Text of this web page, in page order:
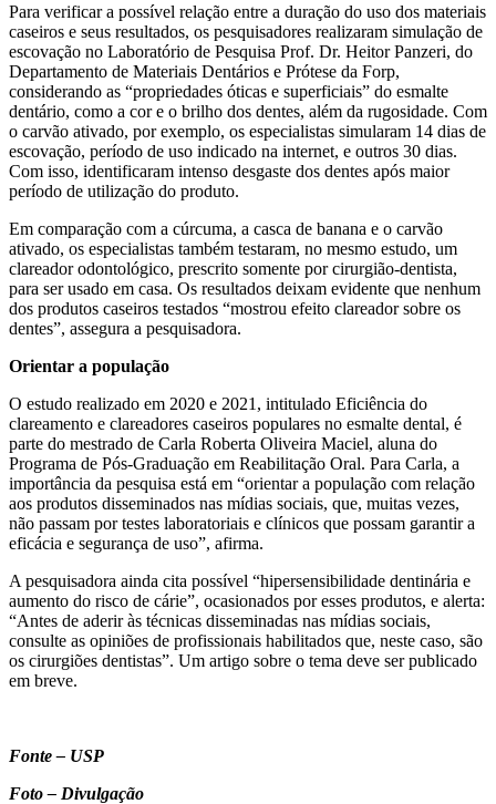
Para verificar a possível relação entre a duração do uso dos materiais
caseiros e seus resultados, os pesquisadores realizaram simulação de
escovação no Laboratório de Pesquisa Prof. Dr. Heitor Panzeri, do
Departamento de Materiais Dentários e Prótese da Forp,
considerando as “propriedades óticas e superficiais” do esmalte
dentário, como a cor e o brilho dos dentes, além da rugosidade. Com
o carvão ativado, por exemplo, os especialistas simularam 14 dias de
escovação, período de uso indicado na internet, e outros 30 dias.
Com isso, identificaram intenso desgaste dos dentes após maior
período de utilização do produto.
Em comparação com a cúrcuma, a casca de banana e o carvão
ativado, os especialistas também testaram, no mesmo estudo, um
clareador odontológico, prescrito somente por cirurgião-dentista,
para ser usado em casa. Os resultados deixam evidente que nenhum
dos produtos caseiros testados “mostrou efeito clareador sobre os
dentes”, assegura a pesquisadora.
Orientar a população
O estudo realizado em 2020 e 2021, intitulado Eficiência do
clareamento e clareadores caseiros populares no esmalte dental, é
parte do mestrado de Carla Roberta Oliveira Maciel, aluna do
Programa de Pós-Graduação em Reabilitação Oral. Para Carla, a
importância da pesquisa está em “orientar a população com relação
aos produtos disseminados nas mídias sociais, que, muitas vezes,
não passam por testes laboratoriais e clínicos que possam garantir a
eficácia e segurança de uso”, afirma.
A pesquisadora ainda cita possível “hipersensibilidade dentinária e
aumento do risco de cárie”, ocasionados por esses produtos, e alerta:
“Antes de aderir às técnicas disseminadas nas mídias sociais,
consulte as opiniões de profissionais habilitados que, neste caso, são
os cirurgiões dentistas”. Um artigo sobre o tema deve ser publicado
em breve.
Fonte – USP
Foto – Divulgação